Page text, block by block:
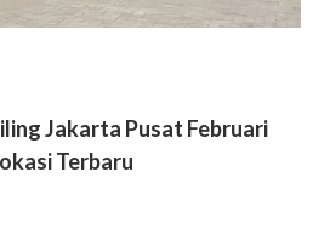
Jakarta Pusat Februari
Terbaru